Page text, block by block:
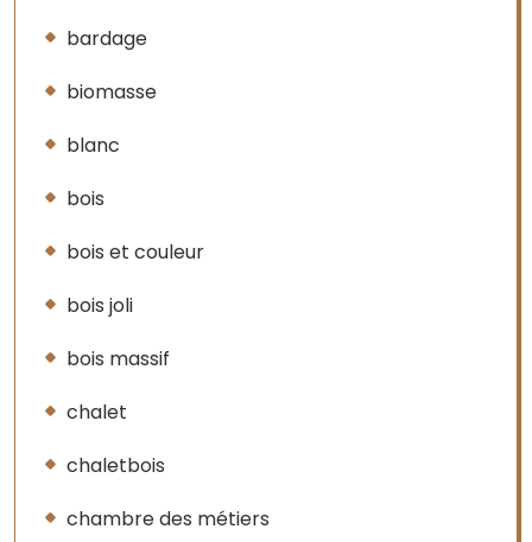
bardage
biomasse
blanc
bois
bois et couleur
bois joli
bois massif
chalet
chaletbois
chambre des métiers